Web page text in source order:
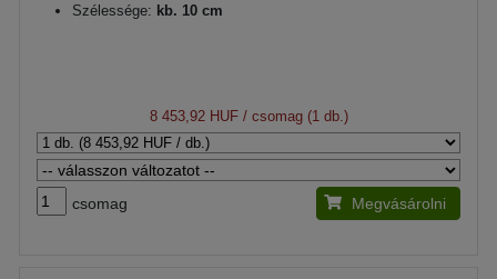
Szélessége: kb. 10 cm
8 453,92 HUF/ csomag (1 db.)
csomag Megvásárolni